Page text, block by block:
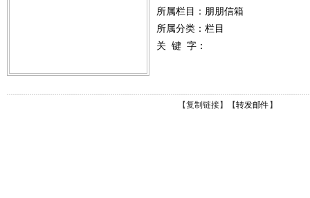
所属栏目： 朋朋信箱
所属分类：栏目
关 键 字：
【复制链接】【转发邮件 】